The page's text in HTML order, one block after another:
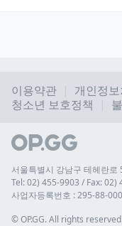
이용약관
개인정
청소년 보호정책
서울특별시 강남구 테헤란로
Tel: 02) 455-9903 / Fax: 02)
사업자등록번호 : 295-88-
© OP.GG. All rights reserved